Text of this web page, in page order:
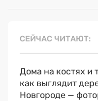
СЕЙЧАС ЧИТАЮТ
Дома на костях и
как выглядит
Новгороде —